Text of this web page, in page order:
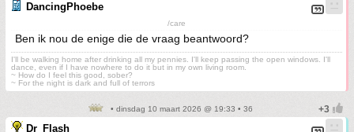
DancingPhoebe
/care
Ben ik nou de enige die de vraag beantwoord?
I'll be walking home after drinking all my pennies. I'll keep passing the open windows. I'll
dance, even if I have nowhere to do it but in my own living room.
~ How do I feel this good, sober?
~ For the night is dark and full of terrors
• dinsdag 10 maart 2026 @ 19:33 • 36
Dr_Flash